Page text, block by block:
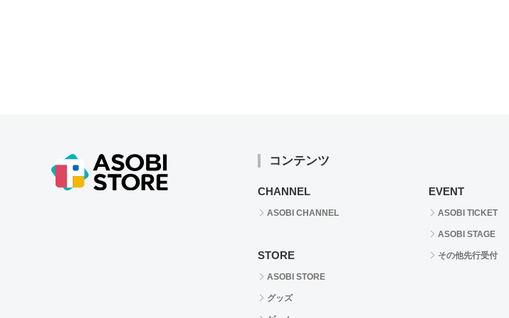
コンテンツ
CHANNEL
ASOBI CHANNEL
STORE
ASOBI STORE
グッズ
EVENT
ASOBI TICKET
ASOBI STAGE
その他先行受付